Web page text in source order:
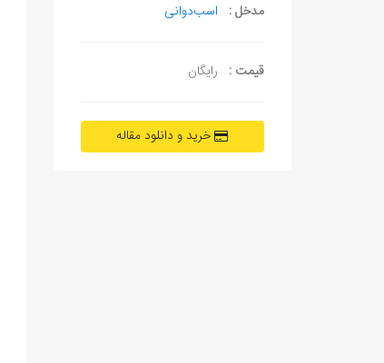
مدخل : اسب‌دوانی
قیمت : رایگان
خرید و دانلود مقاله